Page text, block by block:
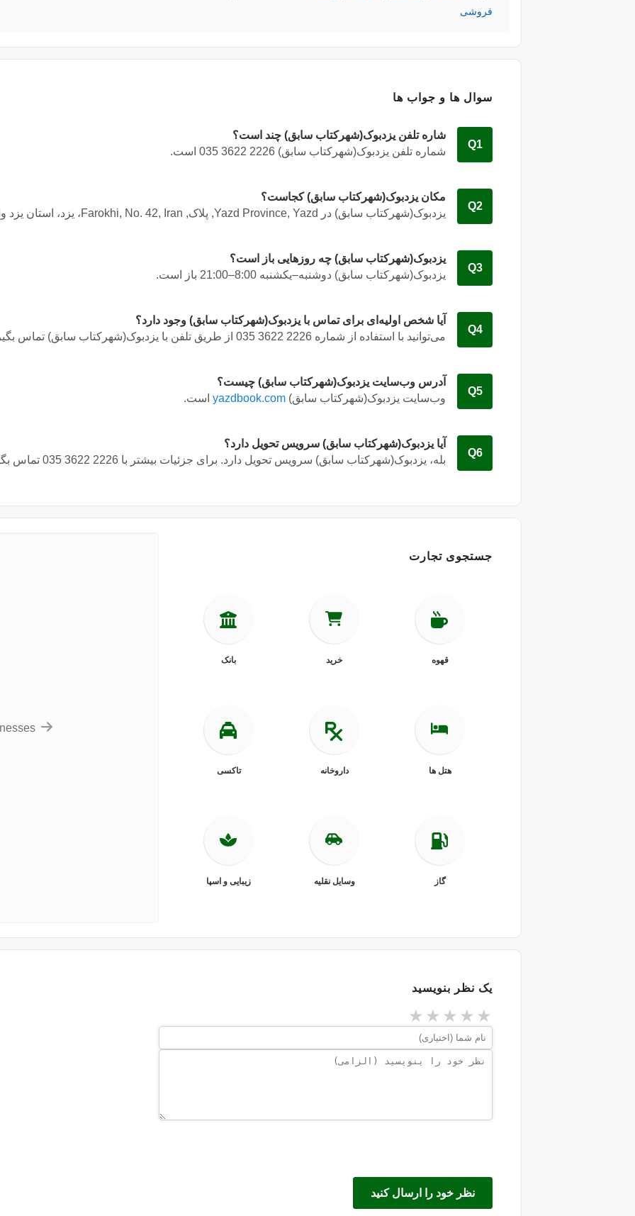
فروشی
سوال ها و جواب ها
Q1
شاره تلفن یزدبوک(شهرکتاب سابق) چند است؟
شماره تلفن یزدبوک(شهرکتاب سابق) 035 3622 2226 است.
Q2
مکان یزدبوک(شهرکتاب سابق) کجاست؟
یزدبوک(شهرکتاب سابق) در
Yazd Province, Yazd, پلاک, Farokhi, No. 42, Iran، یزد، استان یزد
Q3
یزدبوک(شهرکتاب سابق) چه روزهایی باز است؟
یزدبوک(شهرکتاب سابق) دوشنبه–یکشنبه 8:00–21:00 باز است.
Q4
آیا شخص اولیه‌ای برای تماس با یزدبوک(شهرکتاب سابق) وجود دارد؟
می‌توانید با استفاده از شماره 035 3622 2226 از طریق تلفن با یزدبوک(شهرکتاب سابق) تماس
Q5
آدرس وب‌سایت یزدبوک(شهرکتاب سابق) چیست؟
وب‌سایت یزدبوک(شهرکتاب سابق) yazdbook.com است.
Q6
آیا یزدبوک(شهرکتاب سابق) سرویس تحویل دارد؟
بله، یزدبوک(شهرکتاب سابق) سرویس تحویل دارد. برای جزئیات بیشتر با 035 3622 2226 تماس
جستجوی تجارت
قهوه خرید بانک
هتل ها داروخانه تاکسی
گاز وسایل نقلیه زیبایی و اسپا
یک نظر بنویسید
★ ★ ★ ★ ★
نظر خود را ارسال کنید